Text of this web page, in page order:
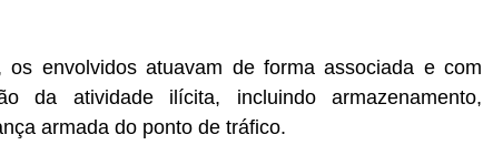
os envolvidos atuavam de forma associada e com
da atividade ilícita, incluindo armazenamento,
armada do ponto de tráfico.